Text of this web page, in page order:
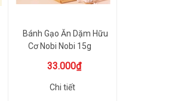
Bánh Gạo Ăn Dặm Hữu
Cơ Nobi Nobi 15g
33.000₫
Chi tiết